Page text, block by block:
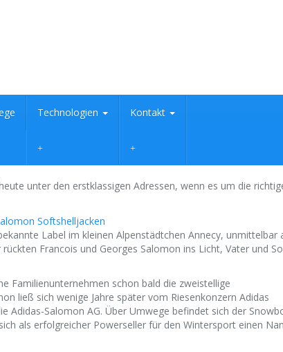
Technologien Kontakt
unter den erstklassigen Adressen, wenn es um die
Label im kleinen Alpenstädtchen Annecy, unmittelbar
Francois und Georges Salomon ins Licht, Vater und
Familienunternehmen schon bald die zweistellige
ließ sich wenige Jahre später vom Riesenkonzern Adidas
Adidas-Salomon AG. Über Umwege befindet sich der
als erfolgreicher Powerseller für den Wintersport einen